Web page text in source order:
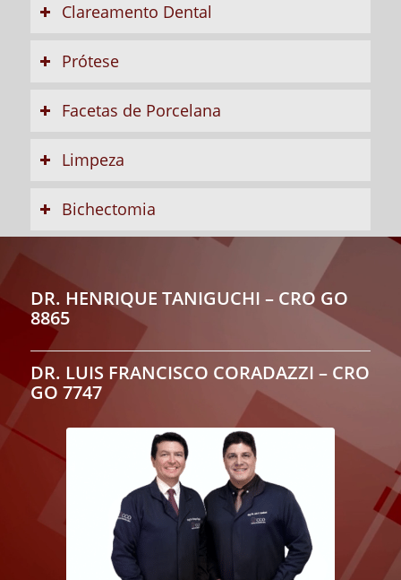
Clareamento Dental
Prótese
Facetas de Porcelana
Limpeza
Bichectomia
DR. HENRIQUE TANIGUCHI – CRO GO
8865
DR. LUIS FRANCISCO CORADAZZI – CRO
GO 7747